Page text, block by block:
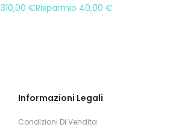
310,00 €Risparmio 40,00 €
Informazioni Legali
Condizioni Di Vendita